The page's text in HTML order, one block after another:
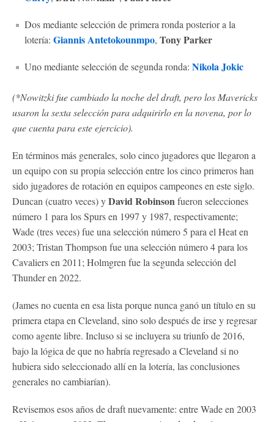
Dos mediante selección de primera ronda posterior a la
lotería: Giannis Antetokounmpo, Tony Parker
Uno mediante selección de segunda ronda: Nikola Jokic
(*Nowitzki fue cambiado la noche del draft, pero los Mavericks
usaron la sexta selección para adquirirlo en la novena, por lo
que cuenta para este ejercicio).
En términos más generales, solo cinco jugadores que llegaron a
un equipo con su propia selección entre los cinco primeros han
sido jugadores de rotación en equipos campeones en este siglo.
Duncan (cuatro veces) yDavid Robinsonfueron selecciones
número 1 para los Spurs en 1997 y 1987, respectivamente;
Wade (tres veces) fue una selección número 5 para el Heat en
2003; Tristan Thompson fue una selección número 4 para los
Cavaliers en 2011; Holmgren fue la segunda selección del
Thunder en 2022.
(James no cuenta en esa lista porque nunca ganó un título en su
primera etapa en Cleveland, sino solo después de irse y regresar
como agente libre. Incluso si se incluyera su triunfo de 2016,
bajo la lógica de que no habría regresado a Cleveland si no
hubiera sido seleccionado allí en la lotería, las conclusiones
generales no cambiarían).
Revisemos esos años de draft nuevamente: entre Wade en 2003